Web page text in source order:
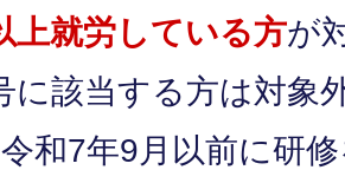
上就労している方が
に該当する方は対象
令和7年9月以前に研